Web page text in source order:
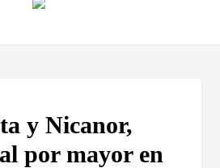
y Nicanor,
por mayor en